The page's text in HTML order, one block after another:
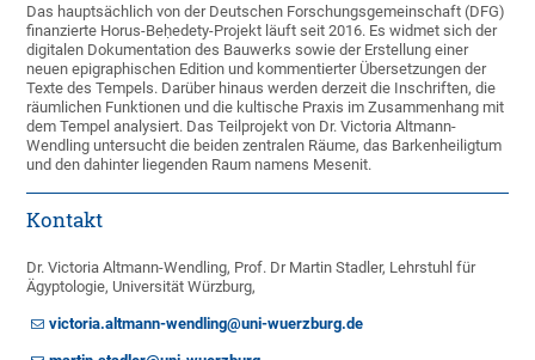
Das hauptsächlich von der Deutschen Forschungsgemeinschaft (DFG)
finanzierte Horus-Beḥedety-Projekt läuft seit 2016. Es widmet sich der
digitalen Dokumentation des Bauwerks sowie der Erstellung einer
neuen epigraphischen Edition und kommentierter Übersetzungen der
Texte des Tempels. Darüber hinaus werden derzeit die Inschriften, die
räumlichen Funktionen und die kultische Praxis im Zusammenhang mit
dem Tempel analysiert. Das Teilprojekt von Dr. Victoria Altmann-
Wendling untersucht die beiden zentralen Räume, das Barkenheiligtum
und den dahinter liegenden Raum namens Mesenit.
Kontakt
Dr. Victoria Altmann-Wendling, Prof. Dr Martin Stadler, Lehrstuhl für
Ägyptologie, Universität Würzburg,
victoria.altmann-wendling@uni-wuerzburg.de